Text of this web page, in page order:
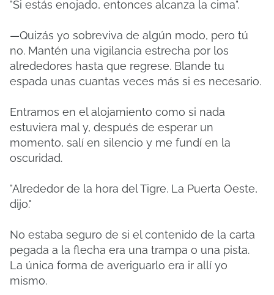
"Si estás enojado, entonces alcanza la cima".
—Quizás yo sobreviva de algún modo, pero tú
no. Mantén una vigilancia estrecha por los
alrededores hasta que regrese. Blande tu
espada unas cuantas veces más si es necesario.
Entramos en el alojamiento como si nada
estuviera mal y, después de esperar un
momento, salí en silencio y me fundí en la
oscuridad.
"Alrededor de la hora del Tigre. La Puerta Oeste,
dijo."
No estaba seguro de si el contenido de la carta
pegada a la flecha era una trampa o una pista.
La única forma de averiguarlo era ir allí yo
mismo.